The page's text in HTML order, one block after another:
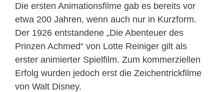
Die ersten Animationsfilme gab es bereits vor
etwa 200 Jahren, wenn auch nur in Kurzform.
Der 1926 entstandene „Die Abenteuer des
Prinzen Achmed“ von Lotte Reiniger gilt als
erster animierter Spielfilm. Zum kommerziellen
Erfolg wurden jedoch erst die Zeichentrickfilme
von Walt Disney.